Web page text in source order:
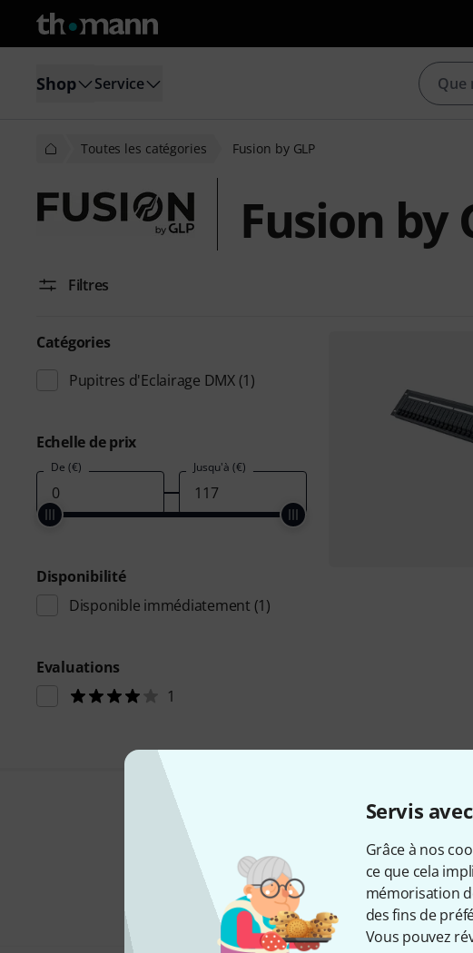
Servis
Grâce à nos
ce que cela
mémorisation
des fins de
Vous pouvez
Shop Service
Toutes les catégories Fusion by GLP
Fusion by
Filtres
Catégories
Pupitres d'Eclairage DMX(1)
Echelle de prix
De (€) Jusqu'à (€)
Disponibilité
Disponible immédiatement (1)
Evaluations
1